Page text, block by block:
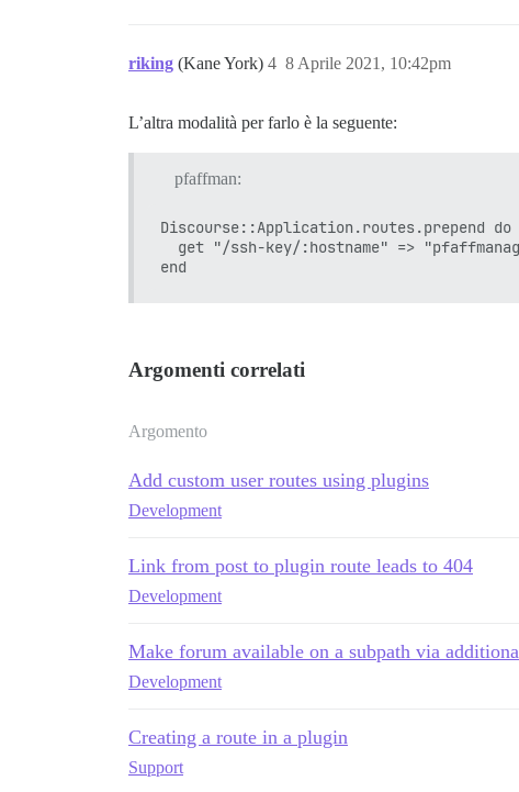
riking (Kane York) 8 Aprile 2021, 10:42pm
4
L’altra modalità per farlo è la seguente:
pfaffman:
Discourse::Application.routes.prepend do
get "/ssh-key/:hostname" =>
Argomenti correlati
Argomento
Add custom user routes using plugins
Development
Link from post to plugin route leads to 404
Development
Make forum available on a subpath via
Development
Creating a route in a plugin
Support